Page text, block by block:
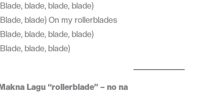
blade, blade, blade)
blade) On my rollerblades
blade, blade, blade)
blade, blade)
Lagu “rollerblade” – no na